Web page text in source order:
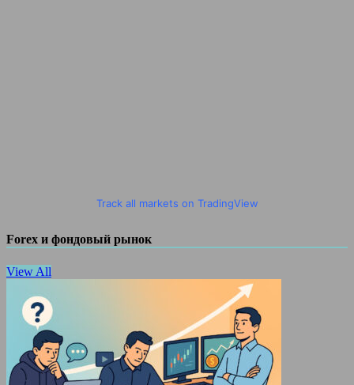
Track all markets on TradingView
Forex и фондовый рынок
View All